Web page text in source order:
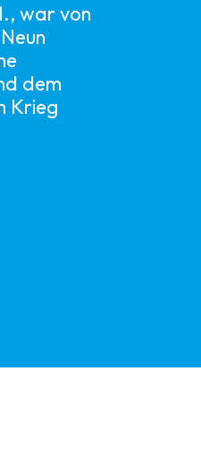
war von
dem
Krieg